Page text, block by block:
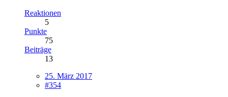
Reaktionen
5
Punkte
75
Beiträge
13
25. März 2017
#354